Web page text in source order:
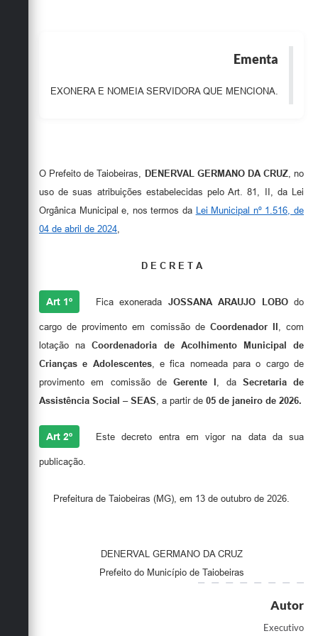
Links
Telefones Úteis
Sala M. do Empreendedor
Ementa
EXONERA E NOMEIA SERVIDORA QUE MENCIONA.
O Prefeito de Taiobeiras, DENERVAL GERMANO DA CRUZ, no
uso de suas atribuições estabelecidas pelo Art. 81, II, da Lei
Orgânica Municipal e, nos termos da Lei Municipal nº 1.516, de
04 de abril de 2024
D E C R E T A
Art 1º Fica exonerada JOSSANA ARAUJO LOBOdo
cargo de provimento em comissão de Coordenador II , com
lotação naCoordenadoria de Acolhimento Municipal de
Crianças e Adolescentes, e fica nomeada para o cargo de
provimento em comissão de Gerente I , da Secretaria de
Assistência Social – SEAS , a partir de 05 de janeiro de 2026.
Art 2º Este decreto entra em vigor na data da sua
publicação.
Prefeitura de Taiobeiras (MG), em 13 de outubro de 2026.
DENERVAL GERMANO DA CRUZ
Prefeito do Município de Taiobeiras
Autor
Executivo